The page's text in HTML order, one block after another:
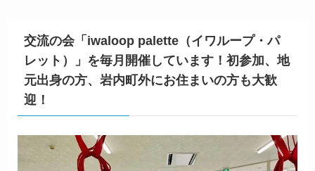
交流の会「iwaloop palette（イワループ・パ
レット）」を毎月開催しています！初参加、地
元出身の方、岩内町外にお住まいの方も大歓
迎！